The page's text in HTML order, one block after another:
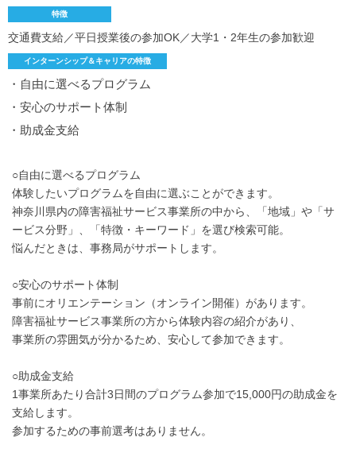
特徴
交通費支給／平日授業後の参加OK／大学1・2年生の参加歓迎
インターンシップ＆キャリアの特徴
・自由に選べるプログラム
・安心のサポート体制
・助成金支給
○自由に選べるプログラム
体験したいプログラムを自由に選ぶことができます。
神奈川県内の障害福祉サービス事業所の中から、「地域」や「サ
ービス分野」、「特徴・キーワード」を選び検索可能。
悩んだときは、事務局がサポートします。
○安心のサポート体制
事前にオリエンテーション（オンライン開催）があります。
障害福祉サービス事業所の方から体験内容の紹介があり、
事業所の雰囲気が分かるため、安心して参加できます。
○助成金支給
1事業所あたり合計3日間のプログラム参加で15,000円の助成金を
支給します。
参加するための事前選考はありません。